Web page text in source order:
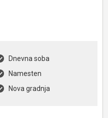
Dnevna soba
Namesten
Nova gradnja